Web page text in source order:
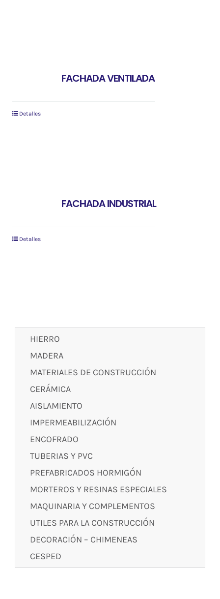
FACHADA VENTILADA
Detalles
FACHADA INDUSTRIAL
Detalles
HIERRO
MADERA
MATERIALES DE CONSTRUCCIÓN
CERÁMICA
AISLAMIENTO
IMPERMEABILIZACIÓN
ENCOFRADO
TUBERIAS Y PVC
PREFABRICADOS HORMIGÓN
MORTEROS Y RESINAS ESPECIALES
MAQUINARIA Y COMPLEMENTOS
UTILES PARA LA CONSTRUCCIÓN
DECORACIÓN – CHIMENEAS
CESPED